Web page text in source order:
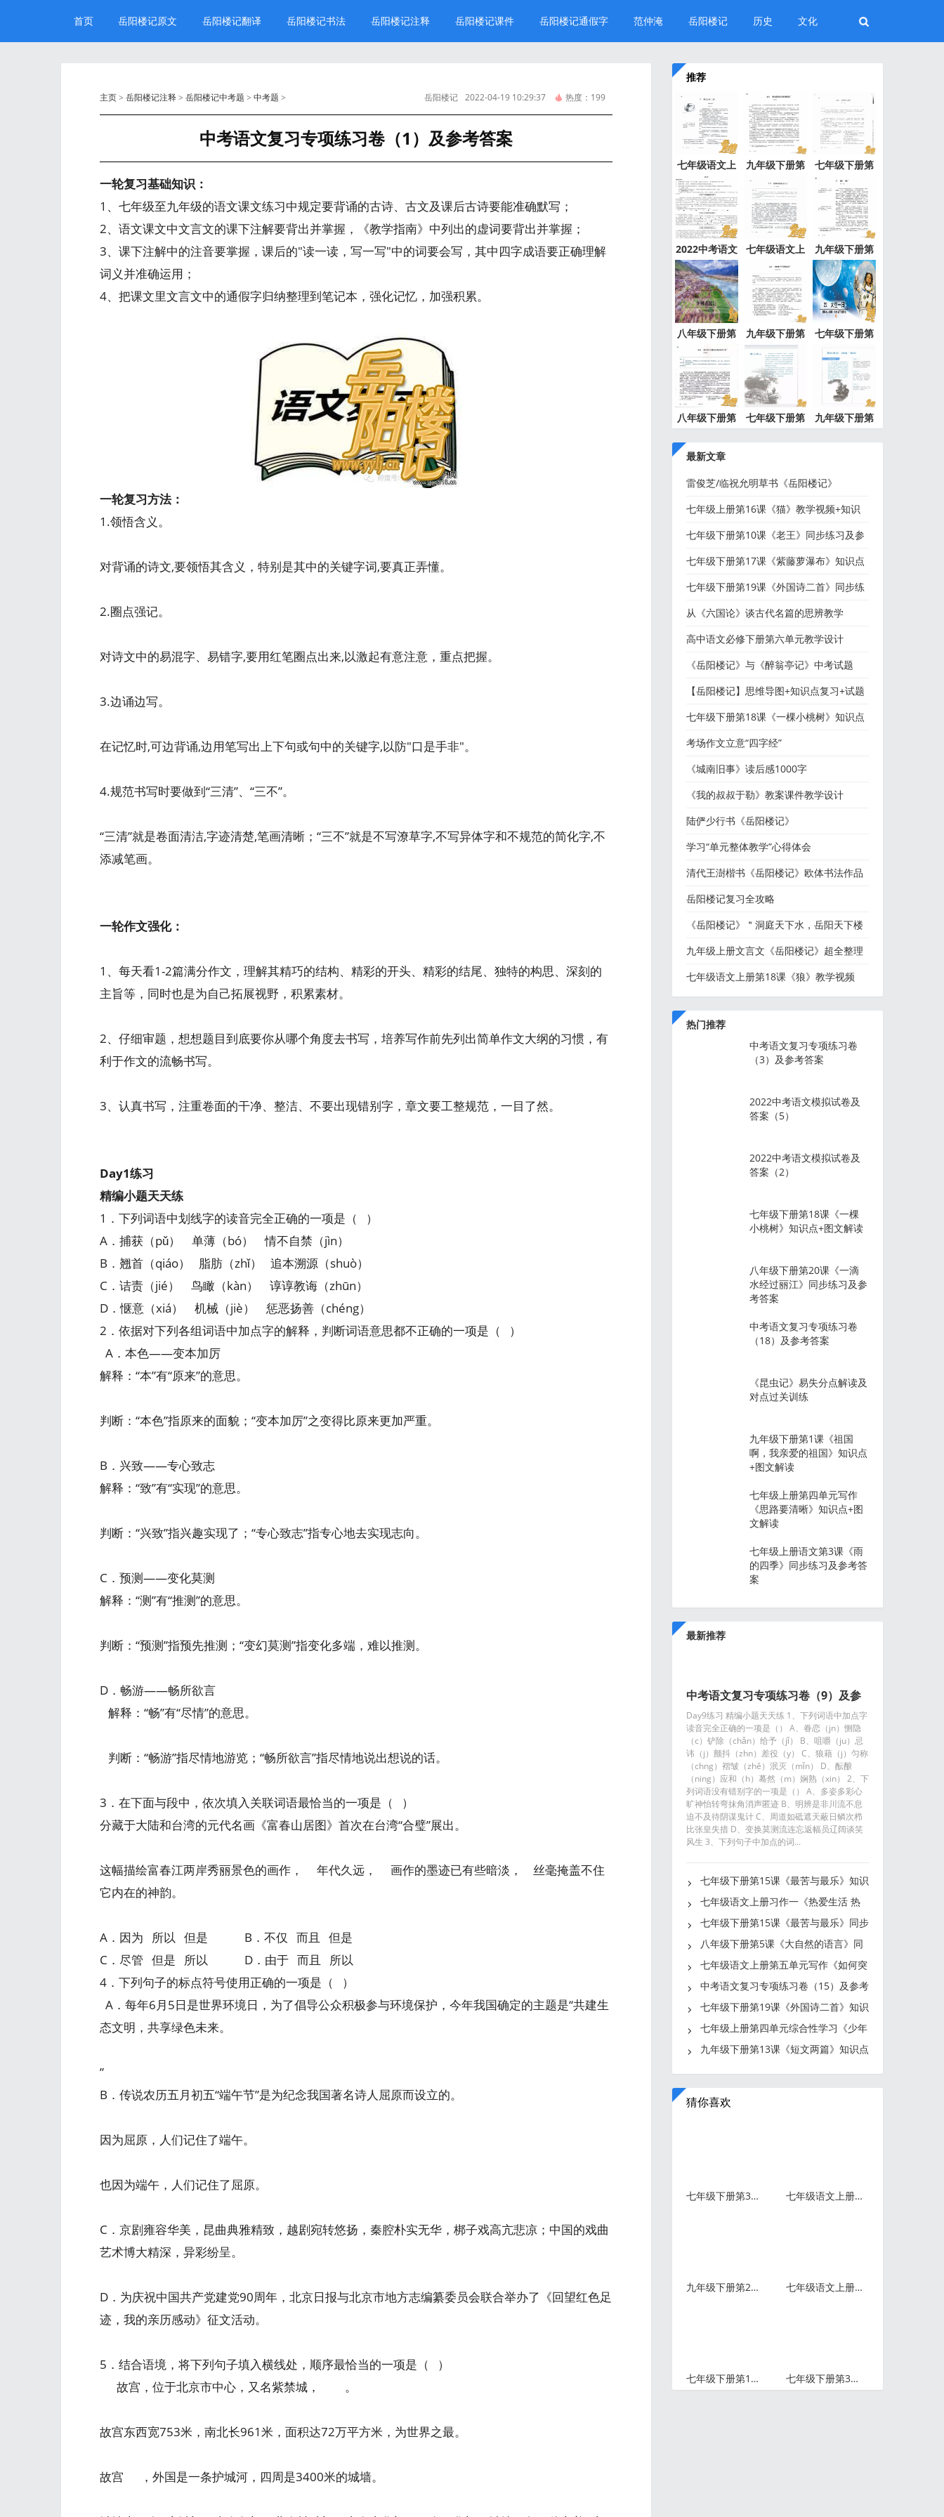
首页 岳阳楼记原文 岳阳楼记翻译 岳阳楼记书法 岳阳楼记注释 岳阳楼记课件 岳阳楼记通假字 范仲淹 岳阳楼记 历史 文化
主页> 岳阳楼记注释> 岳阳楼记中考题 > 中考题 > 岳阳楼记 2022-04-19 10:29:37 热度： 199
中考语文复习专项练习卷（1）及参考答案
一轮复习基础知识：
1、七年级至九年级的语文课文练习中规定要背诵的古诗、古文及课后古诗要能准确默写；
2、语文课文中文言文的课下注解要背出并掌握，《教学指南》中列出的虚词要背出并掌握；
3、课下注解中的注音要掌握，课后的"读一读，写一写"中的词要会写，其中四字成语要正确理解
词义并准确运用；
4、把课文里文言文中的通假字归纳整理到笔记本，强化记忆，加强积累。
一轮复习方法：
1.领悟含义。
对背诵的诗文,要领悟其含义，特别是其中的关键字词,要真正弄懂。
2.圈点强记。
对诗文中的易混字、易错字,要用红笔圈点出来,以激起有意注意，重点把握。
3.边诵边写。
在记忆时,可边背诵,边用笔写出上下句或句中的关键字,以防"口是手非"。
4.规范书写时要做到“三清”、“三不”。
“三清”就是卷面清洁,字迹清楚,笔画清晰；“三不”就是不写潦草字,不写异体字和不规范的简化字,不
添减笔画。
一轮作文强化：
1、每天看1-2篇满分作文，理解其精巧的结构、精彩的开头、精彩的结尾、独特的构思、深刻的
主旨等，同时也是为自己拓展视野，积累素材。
2、仔细审题，想想题目到底要你从哪个角度去书写，培养写作前先列出简单作文大纲的习惯，有
利于作文的流畅书写。
3、认真书写，注重卷面的干净、整洁、不要出现错别字，章文要工整规范，一目了然。
Day1练习
精编小题天天练
1．下列词语中划线字的读音完全正确的一项是（ ）
A．捕获（pǔ） 单薄（bó） 情不自禁（jìn）
B．翘首（qiáo） 脂肪（zhǐ） 追本溯源（shuò）
C．诘责（jié） 鸟瞰（kàn） 谆谆教诲（zhūn）
D．惬意（xiá） 机械（jiè） 惩恶扬善（chéng）
2．依据对下列各组词语中加点字的解释，判断词语意思都不正确的一项是（ ）
A．本色——变本加厉
解释：“本”有“原来”的意思。
判断：“本色”指原来的面貌；“变本加厉”之变得比原来更加严重。
B．兴致——专心致志
解释：“致”有“实现”的意思。
判断：“兴致”指兴趣实现了；“专心致志”指专心地去实现志向。
C．预测——变化莫测
解释：“测”有“推测”的意思。
判断：“预测”指预先推测；“变幻莫测”指变化多端，难以推测。
D．畅游——畅所欲言
解释：“畅”有“尽情”的意思。
判断：“畅游”指尽情地游览；“畅所欲言”指尽情地说出想说的话。
3．在下面与段中，依次填入关联词语最恰当的一项是（ ）
分藏于大陆和台湾的元代名画《富春山居图》首次在台湾“合璧”展出。
这幅描绘富春江两岸秀丽景色的画作， 年代久远， 画作的墨迹已有些暗淡， 丝毫掩盖不住
它内在的神韵。
A．因为 所以 但是 B．不仅 而且 但是
C．尽管 但是 所以 D．由于 而且 所以
4．下列句子的标点符号使用正确的一项是（ ）
A．每年6月5日是世界环境日，为了倡导公众积极参与环境保护，今年我国确定的主题是“共建生
态文明，共享绿色未来。
”
B．传说农历五月初五“端午节”是为纪念我国著名诗人屈原而设立的。
因为屈原，人们记住了端午。
也因为端午，人们记住了屈原。
C．京剧雍容华美，昆曲典雅精致，越剧宛转悠扬，秦腔朴实无华，梆子戏高亢悲凉；中国的戏曲
艺术博大精深，异彩纷呈。
D．为庆祝中国共产党建党90周年，北京日报与北京市地方志编纂委员会联合举办了《回望红色足
迹，我的亲历感动》征文活动。
5．结合语境，将下列句子填入横线处，顺序最恰当的一项是（ ）
故宫，位于北京市中心，又名紫禁城， 。
故宫东西宽753米，南北长961米，面积达72万平方米，为世界之最。
故宫 ，外国是一条护城河，四周是3400米的城墙。
推荐
七年级语文上
册第7课
九年级下册第
16课《驱
七年级下册第
24课《河
2022中考语文
模拟试卷
七年级语文上
册第1
九年级下册第
7课《溜
八年级下册第
9课《桃
九年级下册第
10课《唐
七年级下册第
22课《太
八年级下册第
七年级下册第
九年级下册第
最新文章
雷俊芝/临祝允明草书《岳阳楼记》
七年级上册第16课《猫》教学视频+知识
点+图文解读
七年级下册第10课《老王》同步练习及参
考答案
七年级下册第17课《紫藤萝瀑布》知识点
+图文解读
七年级下册第19课《外国诗二首》同步练
习及参考答案
从《六国论》谈古代名篇的思辨教学
高中语文必修下册第六单元教学设计
《岳阳楼记》与《醉翁亭记》中考试题
【岳阳楼记】思维导图+知识点复习+试题
精练
七年级下册第18课《一棵小桃树》知识点
+图文解读
考场作文立意“四字经”
《城南旧事》读后感1000字
《我的叔叔于勒》教案课件教学设计
陆俨少行书《岳阳楼记》
学习“单元整体教学”心得体会
清代王澍楷书《岳阳楼记》欧体书法作品
欣赏
岳阳楼记复习全攻略
《岳阳楼记》＂洞庭天下水，岳阳天下楼
＂
九年级上册文言文《岳阳楼记》超全整理
七年级语文上册第18课《狼》教学视频
热门推荐
中考语文复习专项练习卷
（3）及参考答案
2022中考语文模拟试卷及
答案（5）
2022中考语文模拟试卷及
答案（2）
七年级下册第18课《一棵
小桃树》知识点+图文解读
八年级下册第20课《一滴
水经过丽江》同步练习及参
考答案
中考语文复习专项练习卷
（18）及参考答案
《昆虫记》易失分点解读及
对点过关训练
九年级下册第1课《祖国
啊，我亲爱的祖国》知识点
+图文解读
七年级上册第四单元写作
《思路要清晰》知识点+图
文解读
七年级上册语文第3课《雨
的四季》同步练习及参考答
案
最新推荐
中考语文复习专项练习卷（9）及参
考答案
Day9练习 精编小题天天练 1、下列词语中加点字
读音完全正确的一项是（） A、眷恋（jn）恻隐
（c）铲除（chǎn）给予（jǐ） B、咀嚼（ju）忌
讳（j）颤抖（zhn）差役（y） C、狼藉（j）匀称
（chng）褶皱（zhě）泯灭（mǐn） D、酝酿
（ning）应和（h）蓦然（m）娴熟（xin） 2、下
列词语没有错别字的一项是（） A、多姿多彩心
旷神怡转弯抹角消声匿迹 B、明辨是非川流不息
迫不及待阴谋鬼计 C、周道如砥遮天蔽日鳞次栉
比张皇失措 D、变换莫测流连忘返幅员辽阔谈笑
风生 3、下列句子中加点的词...
七年级下册第15课《最苦与最乐》知识
点+图文解读
七年级语文上册习作一《热爱生活 热
爱写作》写作指导+优秀习
七年级下册第15课《最苦与最乐》同步
练习及参考答案
八年级下册第5课《大自然的语言》同
步练习及参考答案
七年级语文上册第五单元写作《如何突
出中心》写作指导+优秀习
中考语文复习专项练习卷（15）及参考
答案
七年级下册第19课《外国诗二首》知识
点+图文解读
七年级上册第四单元综合性学习《少年
正是读书时》知识点+图文
九年级下册第13课《短文两篇》知识点
猜你喜欢
七年级下册第3课《回忆鲁迅先生》知识点+图文解读 七年级语文上册第8课《世说新语》二则电子课本+知识点+图文解
九年级下册第22课《陈涉世家》知识点+图文解读 七年级语文上册第18课《狼》教学视频+知识点+图文解读
七年级下册第13课《叶圣陶先生二三事》同步练习及参考答案 七年级下册第3课《回忆鲁迅先生》同步练习及参考答案